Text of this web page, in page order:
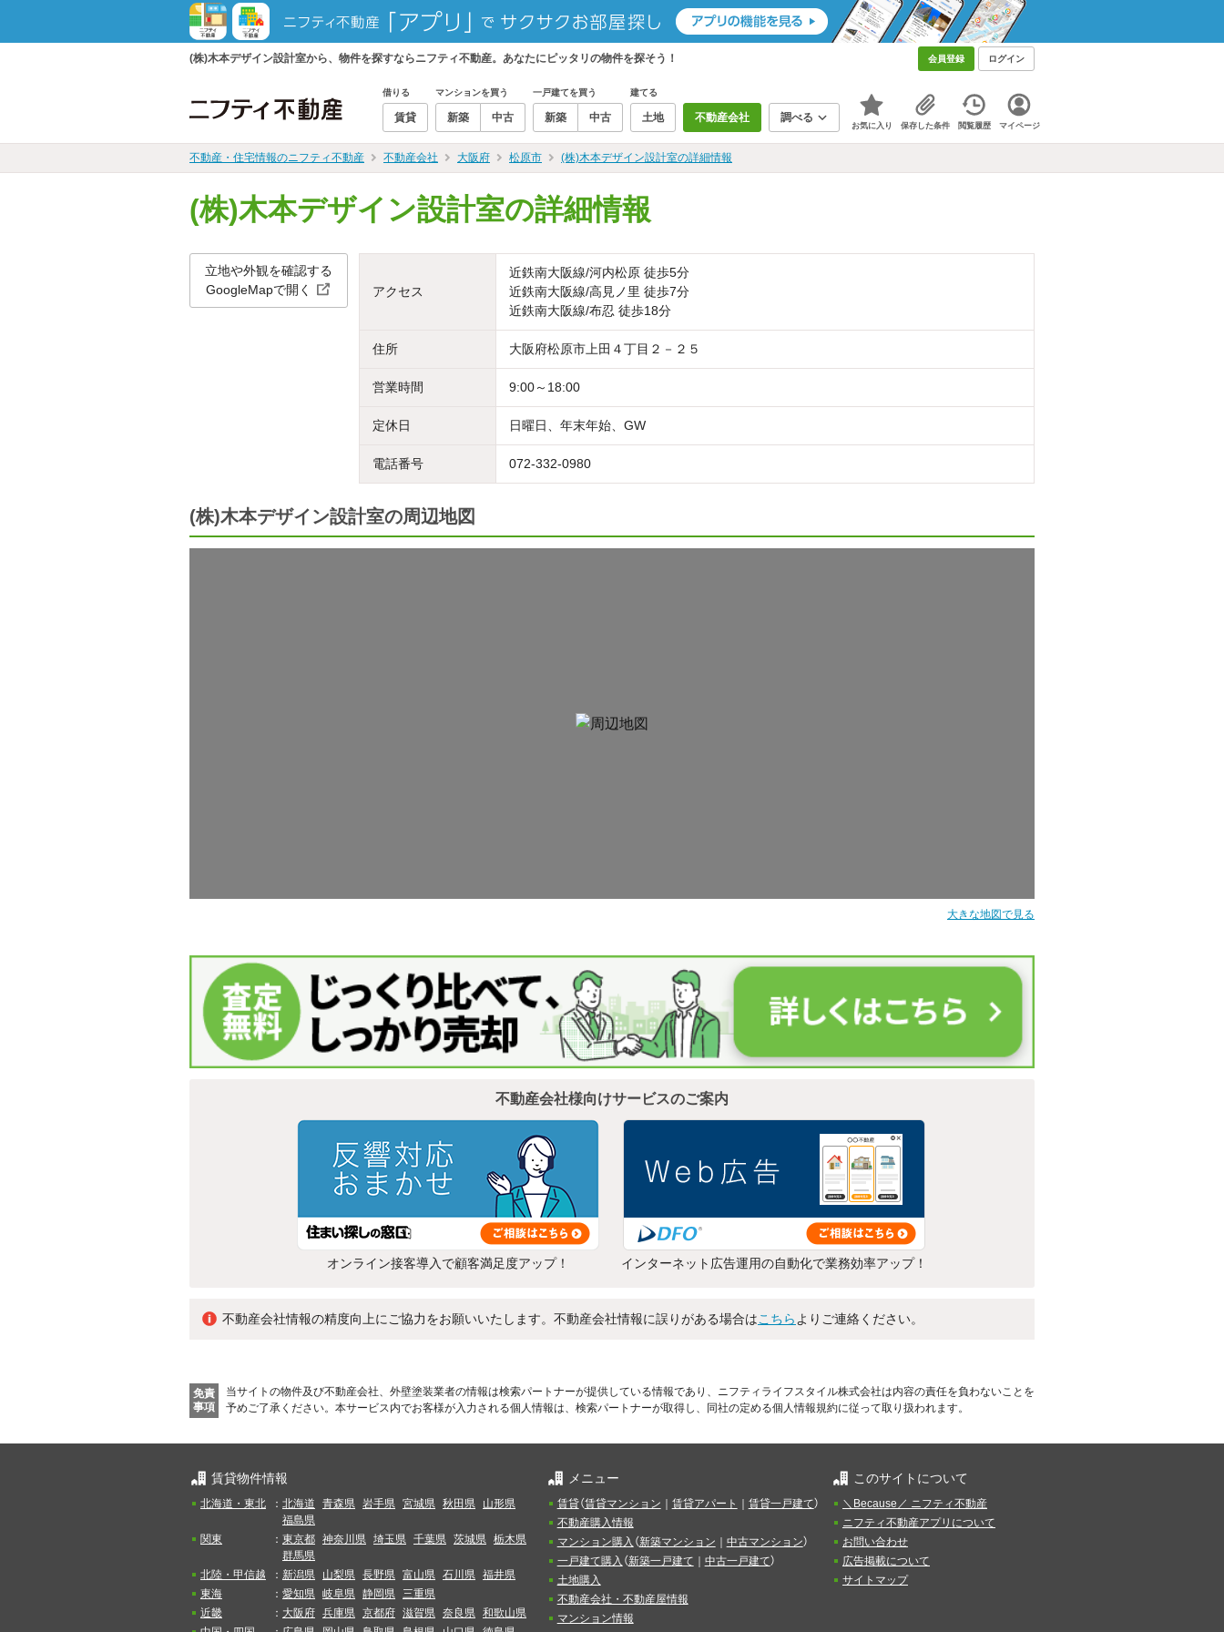
(株)木本デザイン設計室から、物件を探すならニフティ不動産。あなたにピッタリの物件を探そう！ 会員登録 ログイン
借りる
賃貸
マンションを買う
新築 中古
一戸建てを買う
新築 中古
建てる
土地 不動産会社 調べる
お気に入り 保存した条件 閲覧履歴 マイページ
不動産・住宅情報のニフティ不動産 不動産会社 大阪府 松原市 (株)木本デザイン設計室の詳細情報
(株)木本デザイン設計室の詳細情報
立地や外観を確認する
GoogleMapで開く
アクセス
近鉄南大阪線/河内松原 徒歩5分
近鉄南大阪線/高見ノ里 徒歩7分
近鉄南大阪線/布忍 徒歩18分
住所 大阪府松原市上田４丁目２－２５
営業時間 9:00～18:00
定休日 日曜日、年末年始、GW
電話番号 072-332-0980
(株)木本デザイン設計室の周辺地図
大きな地図で見る
不動産会社様向けサービスのご案内
オンライン接客導入で顧客満足度アップ！ インターネット広告運用の自動化で業務効率アップ！
不動産会社情報の精度向上にご協力をお願いいたします。不動産会社情報に誤りがある場合はこちら よりご連絡ください。
免責
事項
当サイトの物件及び不動産会社、外壁塗装業者の情報は検索パートナーが提供している情報であり、ニフティライフスタイル株式会社は内容の責任を負わないことを
予めご了承ください。 本サービス内でお客様が入力される個人情報は、検索パートナーが取得し、同社の定める個人情報規約に従って取り扱われます。
賃貸物件情報
北海道・東北 ： 北海道 青森県 岩手県 宮城県 秋田県
山形県
福島県
関東
： 東京都 神奈川県 埼玉県 千葉県 茨城県
栃木県
群馬県
北陸・甲信越
： 新潟県 山梨県 長野県 富山県 石川県
福井県
東海
： 愛知県 岐阜県 静岡県
三重県
近畿
： 大阪府 兵庫県 京都府 滋賀県 奈良県
和歌山県
メニュー
賃貸（賃貸マンション ｜ 賃貸アパート ｜ 賃貸一戸建て）
不動産購入情報
マンション購入 （新築マンション ｜ 中古マンション）
一戸建て購入 （新築一戸建て ｜ 中古一戸建て）
土地購入
不動産会社・不動産屋情報
マンション情報
このサイトについて
＼Because／ ニフティ不動産
ニフティ不動産アプリについて
お問い合わせ
広告掲載について
サイトマップ